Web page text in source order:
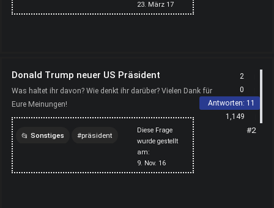
23. März 17
funktionsmodell
Donald Trump neuer US Präsident
Was haltet ihr davon? Wie denkt ihr darüber? Vielen Dank für
Eure Meinungen!
Diese Frage
wurde gestellt
am:
9. Nov. 16
Sonstiges präsident
amerika
2
0
Antworten: 11
1,149
#2